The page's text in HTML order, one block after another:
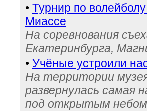
• Турнир по
Миассе
На соревнования
Екатеринбурга,
• Учёные устроили
На территории
развернулась самая
под открытым небом